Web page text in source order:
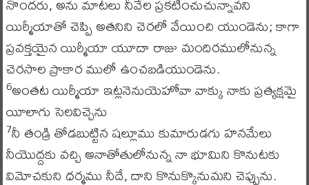
యిర్మీయాతో చెప్పి అతనిని చెరలో వేయించి యుండెను; కాగా
ప్రవక్తయైన యిర్మీయా యూదా రాజు మందిరములోనున్న
చెరసాల ప్రాకార ములో ఉంచబడియుండెను.
6అంతట యిర్మీయా ఇట్లనెనుయెహోవా వాక్కు నాకు ప్రత్యక్షమై
యీలాగు సెలవిచ్చెను
7నీ తండ్రి తోడబుట్టిన షల్లూము కుమారుడగు హనమేలు
నీయొద్దకు వచ్చి అనాతోతులోనున్న నా భూమిని కొనుటకు
విమోచకుని ధర్మము నీదే, దాని కొనుక్కొనుమని చెప్పును.